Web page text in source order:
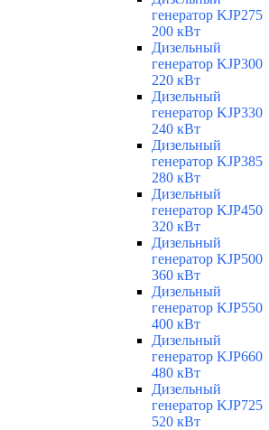
генератор KJP275
200 кВт
Дизельный
генератор KJP300
220 кВт
Дизельный
генератор KJP330
240 кВт
Дизельный
генератор KJP385
280 кВт
Дизельный
генератор KJP450
320 кВт
Дизельный
генератор KJP500
360 кВт
Дизельный
генератор KJP550
400 кВт
Дизельный
генератор KJP660
480 кВт
Дизельный
генератор KJP725
520 кВт